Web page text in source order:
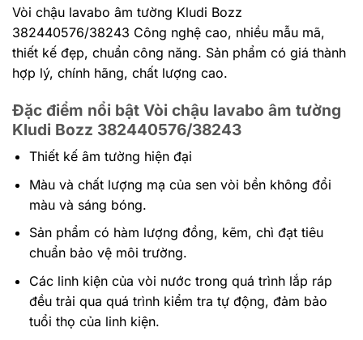
Vòi chậu lavabo âm tường Kludi Bozz
382440576/38243 Công nghệ cao, nhiều mẫu mã,
thiết kế đẹp, chuẩn công năng. Sản phẩm có giá thành
hợp lý, chính hãng, chất lượng cao.
Đặc điểm nổi bật Vòi chậu lavabo âm tường
Kludi Bozz 382440576/38243
Thiết kế âm tường hiện đại
Màu và chất lượng mạ của sen vòi bền không đổi
màu và sáng bóng.
Sản phẩm có hàm lượng đồng, kẽm, chì đạt tiêu
chuẩn bảo vệ môi trường.
Các linh kiện của vòi nước trong quá trình lắp ráp
đều trải qua quá trình kiểm tra tự động, đảm bảo
tuổi thọ của linh kiện.